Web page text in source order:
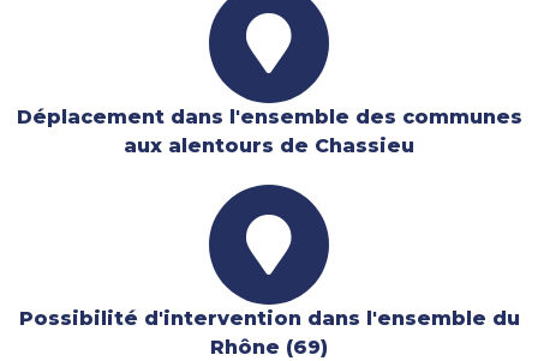
Déplacement dans l'ensemble des communes
aux alentours de Chassieu
Possibilité d'intervention dans l'ensemble du
Rhône (69)